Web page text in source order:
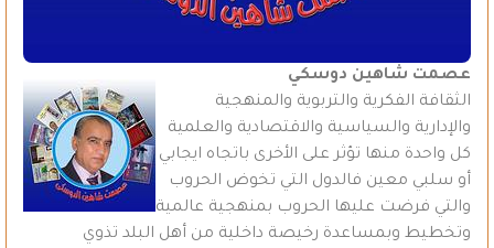
عصمت شاهين دوسكي
الثقافة الفكرية والتربوية والمنهجية
والإدارية والسياسية والاقتصادية والعلمية
كل واحدة منها تؤثر على الأخرى باتجاه ايجابي
أو سلبي معين فالدول التي تخوض الحروب
والتي فرضت عليها الحروب بمنهجية عالمية
وتخطيط وبمساعدة رخيصة داخلية من أهل البلد تذوي